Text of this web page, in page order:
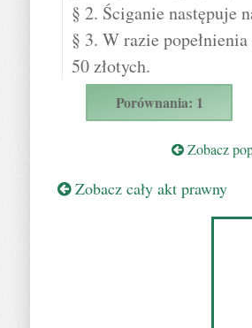
§ 2. Ściganie następuje
§ 3. W razie
50 złotych.
Porównania: 1
Zobacz
Zobacz cały akt prawny